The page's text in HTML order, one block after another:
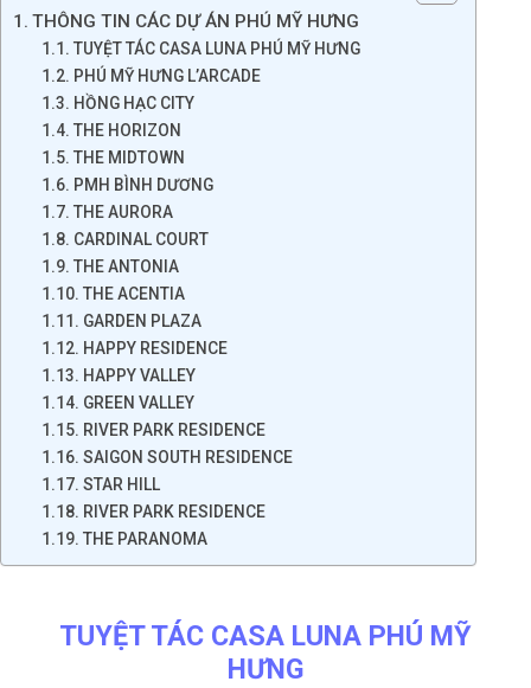
THÔNG TIN CÁC DỰ ÁN PHÚ MỸ HƯNG
TUYỆT TÁC CASA LUNA PHÚ MỸ HƯNG
PHÚ MỸ HƯNG L’ARCADE
HỒNG HẠC CITY
THE HORIZON
THE MIDTOWN
PMH BÌNH DƯƠNG
THE AURORA
CARDINAL COURT
THE ANTONIA
THE ACENTIA
GARDEN PLAZA
HAPPY RESIDENCE
HAPPY VALLEY
GREEN VALLEY
RIVER PARK RESIDENCE
SAIGON SOUTH RESIDENCE
STAR HILL
RIVER PARK RESIDENCE
THE PARANOMA
TUYỆT TÁC CASA LUNA PHÚ MỸ
HƯNG